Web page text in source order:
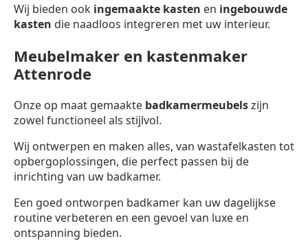
Wij bieden ook ingemaakte kasten en ingebouwde
kasten die naadloos integreren met uw interieur.
Meubelmaker en kastenmaker
Attenrode
Onze op maat gemaakte badkamermeubelszijn
zowel functioneel als stijlvol.
Wij ontwerpen en maken alles, van wastafelkasten tot
opbergoplossingen, die perfect passen bij de
inrichting van uw badkamer.
Een goed ontworpen badkamer kan uw dagelijkse
routine verbeteren en een gevoel van luxe en
ontspanning bieden.